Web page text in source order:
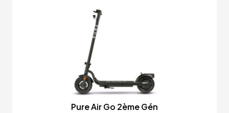
Pure Air Go 2ème Gén